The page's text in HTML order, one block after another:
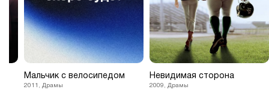
Мальчик с велосипедом
2011, Драмы
Невидимая сторона
2009, Драмы